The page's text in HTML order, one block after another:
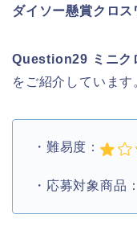
ダイソー懸賞クロ
Question29 ミニク
をご紹介しています
・難易度：
・応募対象商品